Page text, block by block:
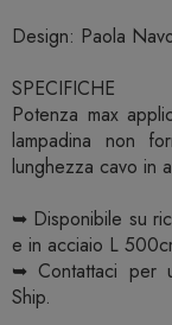
Design: Paola
SPECIFICHE
Potenza max
lampadina non
lunghezza cavo in
➥ Disponibile su
e in acciaio L
➥ Contattaci per
Ship.